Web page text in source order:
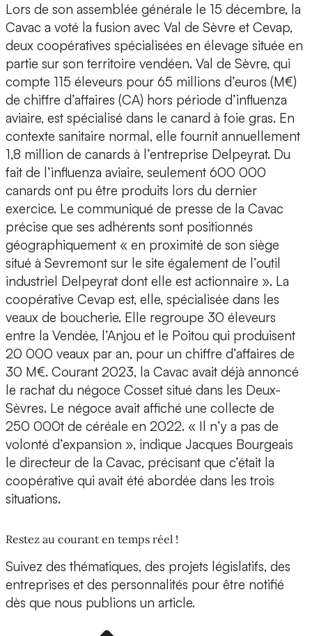
Lors de son assemblée générale le 15 décembre, la
Cavac a voté la fusion avec Val de Sèvre et Cevap,
deux coopératives spécialisées en élevage située en
partie sur son territoire vendéen. Val de Sèvre, qui
compte 115 éleveurs pour 65 millions d’euros (M€)
de chiffre d’affaires (CA) hors période d’influenza
aviaire, est spécialisé dans le canard à foie gras. En
contexte sanitaire normal, elle fournit annuellement
1,8 million de canards à l’entreprise Delpeyrat. Du
fait de l’influenza aviaire, seulement 600 000
canards ont pu être produits lors du dernier
exercice. Le communiqué de presse de la Cavac
précise que ses adhérents sont positionnés
géographiquement « en proximité de son siège
situé à Sevremont sur le site également de l’outil
industriel Delpeyrat dont elle est actionnaire ». La
coopérative Cevap est, elle, spécialisée dans les
veaux de boucherie. Elle regroupe 30 éleveurs
entre la Vendée, l’Anjou et le Poitou qui produisent
20 000 veaux par an, pour un chiffre d’affaires de
30 M€. Courant 2023, la Cavac avait déjà annoncé
le rachat du négoce Cosset situé dans les Deux-
Sèvres. Le négoce avait affiché une collecte de
250 000t de céréale en 2022. « Il n’y a pas de
volonté d’expansion », indique Jacques Bourgeais
le directeur de la Cavac, précisant que c’était la
coopérative qui avait été abordée dans les trois
situations.
Restez au courant en temps réel !
Suivez des thématiques, des projets législatifs, des
entreprises et des personnalités pour être notifié
dès que nous publions un article.